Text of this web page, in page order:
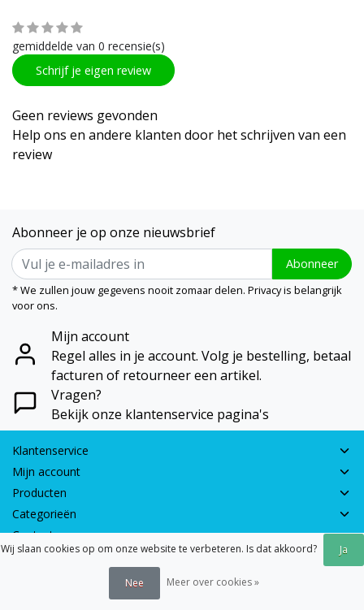
gemiddelde van 0 recensie(s)
Schrijf je eigen review
Geen reviews gevonden
Help ons en andere klanten door het schrijven van een
review
Abonneer je op onze nieuwsbrief
Abonneer
* We zullen jouw gegevens nooit zomaar delen. Privacy is belangrijk
voor ons.
Mijn account
Regel alles in je account. Volg je bestelling, betaal
facturen of retourneer een artikel.
Vragen?
Bekijk onze klantenservice pagina's
Klantenservice
Mijn account
Producten
Categorieën
Contactgegevens
© 2026 - Earth Games | Realisatie:webshop-service.nl
Algemene voorwaarden|Disclaimer
Wij slaan cookies op om onze website te verbeteren. Is dat akkoord? Ja
Nee Meer over cookies »